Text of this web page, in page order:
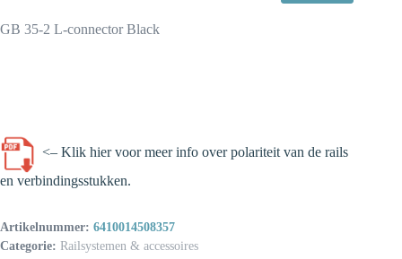
GB 35-2 L-connector Black
<– Klik hier voor meer info over polariteit van de rails
en verbindingsstukken.
Artikelnummer: 6410014508357
Categorie: Railsystemen & accessoires